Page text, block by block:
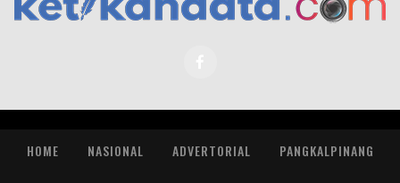
HOME NASIONAL ADVERTORIAL PANGKALPINANG